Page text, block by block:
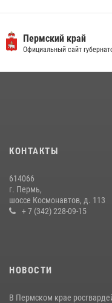
прошло патриотическое
03 августа 2026, 11:09
ветеринарно-санитарной
В Пермском крае
вакансий
Пермский край
Официальный сайт
КОНТАКТЫ
614066
г. Пермь,
шоссе Космонавтов, д. 113
+ 7 (342) 228-09-15
НОВОСТИ
В Пермском крае